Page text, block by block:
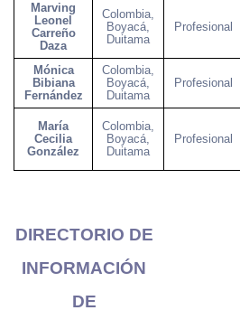
Marving
Leonel
Carreño
Daza
Colombia,
Boyacá,
Duitama
Profesional
Mónica
Bibiana
Fernández
Colombia,
Boyacá,
Duitama
Profesional
María
Cecilia
González
Colombia,
Boyacá,
Duitama
Profesional
DIRECTORIO DE
INFORMACIÓN
DE